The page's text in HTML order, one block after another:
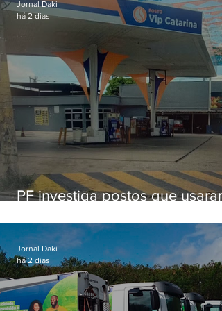
PF investiga postos que usaram
secretário morto em 2020
Jornal Daki
há 2 dias
Jornal Daki
há 2 dias